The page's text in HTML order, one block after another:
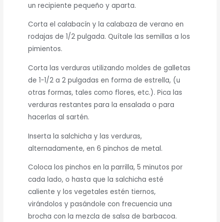
un recipiente pequeño y aparta.
Corta el calabacín y la calabaza de verano en
rodajas de 1/2 pulgada. Quítale las semillas a los
pimientos.
Corta las verduras utilizando moldes de galletas
de 1-1/2 a 2 pulgadas en forma de estrella, (u
otras formas, tales como flores, etc.). Pica las
verduras restantes para la ensalada o para
hacerlas al sartén.
Inserta la salchicha y las verduras,
alternadamente, en 6 pinchos de metal.
Coloca los pinchos en la parrilla, 5 minutos por
cada lado, o hasta que la salchicha esté
caliente y los vegetales estén tiernos,
virándolos y pasándole con frecuencia una
brocha con la mezcla de salsa de barbacoa.